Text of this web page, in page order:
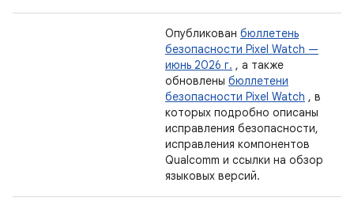
Опубликован бюллетень
безопасности Pixel Watch —
июнь 2026 г. , а также
обновлены бюллетени
безопасности Pixel Watch , в
которых подробно описаны
исправления безопасности,
исправления компонентов
Qualcomm и ссылки на обзор
языковых версий.